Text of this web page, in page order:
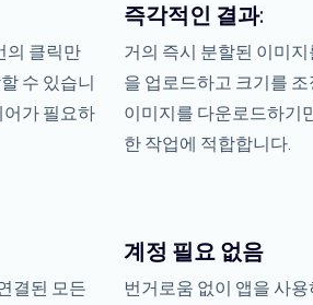
의 클릭만
수 있습니
가 필요하
즉각적인 결과:
거의 즉시 분할된 이미
을 업로드하고 크기를
이미지를 다운로드하기
한 작업에 적합합니다.
결된 모든
계정 필요 없음
번거로움 없이 앱을 사